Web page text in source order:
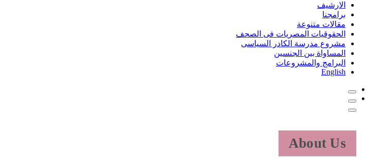
الارشيف
برامجنا
مقالات متنوعة
الحقوقيات المصريات فى الصحف
مشروع مدرسة الكادر السياسى
المساواة بين الجنسين
البرامج والمشروعات
English
About Us